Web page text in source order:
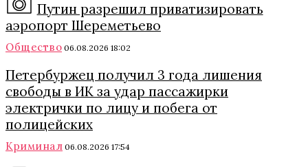
Путин разрешил приватизировать
аэропорт Шереметьево
Общество 06.08.2026 18:02
Петербуржец получил 3 года лишения
свободы в ИК за удар пассажирки
электрички по лицу и побега от
полицейских
Криминал 06.08.2026 17:54